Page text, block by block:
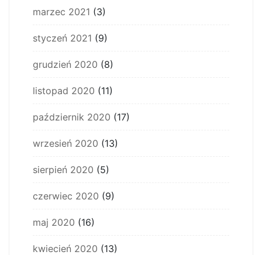
marzec 2021 (3)
styczeń 2021 (9)
grudzień 2020 (8)
listopad 2020 (11)
październik 2020 (17)
wrzesień 2020 (13)
sierpień 2020 (5)
czerwiec 2020 (9)
maj 2020 (16)
kwiecień 2020 (13)